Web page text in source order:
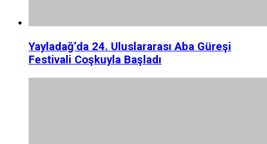
Yayladağ’da 24. Uluslararası Aba Güreşi
Festivali Coşkuyla Başladı